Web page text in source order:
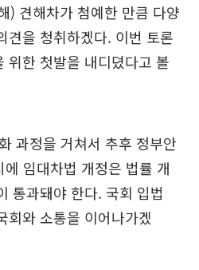
) 견해차가 첨예한 만큼 다양
견을 청취하겠다. 이번 토론
위한 첫발을 내디뎠다고 볼
과정을 거쳐서 추후 정부안
임대차법 개정은 법률 개
통과돼야 한다. 국회 입법
회와 소통을 이어나가겠